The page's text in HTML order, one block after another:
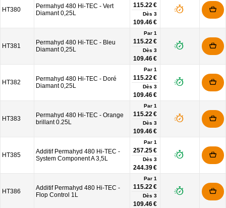
HT380
Permahyd 480 Hi-TEC - Vert
Diamant 0,25L
115.22 €
Dès 3
109.46 €
HT381
Permahyd 480 Hi-TEC - Bleu
Diamant 0,25L
Par 1
115.22 €
Dès 3
109.46 €
HT382
Permahyd 480 Hi-TEC - Doré
Diamant 0,25L
Par 1
115.22 €
Dès 3
109.46 €
HT383
Permahyd 480 Hi-TEC - Orange
brillant 0.25L
Par 1
115.22 €
Dès 3
109.46 €
HT385
Additif Permahyd 480 Hi-TEC -
System Component A 3,5L
Par 1
257.25 €
Dès 3
244.39 €
HT386
Additif Permahyd 480 Hi-TEC -
Flop Control 1L
Par 1
115.22 €
Dès 3
109.46 €